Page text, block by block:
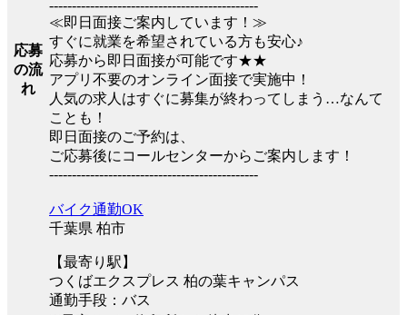
応募
の流
れ
----------------------------------------------
≪即日面接ご案内しています！≫
すぐに就業を希望されている方も安心♪
応募から即日面接が可能です★★
アプリ不要のオンライン面接で実施中！
人気の求人はすぐに募集が終わってしまう…なんて
ことも！
即日面接のご予約は、
ご応募後にコールセンターからご案内します！
----------------------------------------------
バイク通勤OK
千葉県 柏市
【最寄り駅】
つくばエクスプレス 柏の葉キャンパス
通勤手段：バス